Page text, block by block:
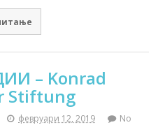
– Konrad
Stiftung
февруари 12, 2019
No